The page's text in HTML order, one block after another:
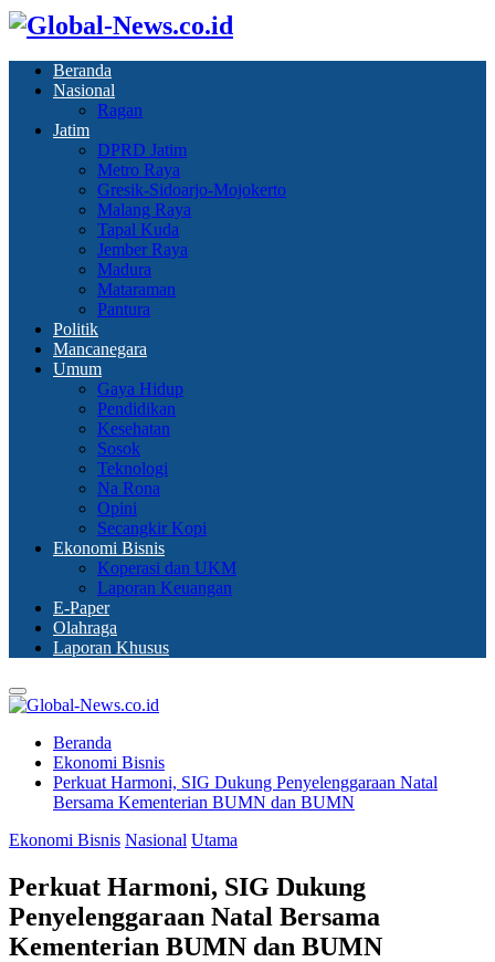
Beranda
Nasional
Ragan
Jatim
DPRD Jatim
Metro Raya
Gresik-Sidoarjo-Mojokerto
Malang Raya
Tapal Kuda
Jember Raya
Madura
Mataraman
Pantura
Politik
Mancanegara
Umum
Gaya Hidup
Pendidikan
Kesehatan
Sosok
Teknologi
Na Rona
Opini
Secangkir Kopi
Ekonomi Bisnis
Koperasi dan UKM
Laporan Keuangan
E-Paper
Olahraga
Laporan Khusus
Primary
Menu
Beranda
Ekonomi Bisnis
Perkuat Harmoni, SIG Dukung Penyelenggaraan Natal
Bersama Kementerian BUMN dan BUMN
Ekonomi Bisnis Nasional Utama
Perkuat Harmoni, SIG Dukung
Penyelenggaraan Natal Bersama
Kementerian BUMN dan BUMN